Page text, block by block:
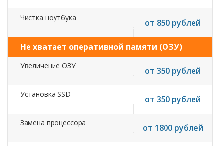
Чистка ноутбука от 850 рублей
Не хватает оперативной памяти (ОЗУ)
Увеличение ОЗУ от 350 рублей
Установка SSD от 350 рублей
Замена процессора от 1800 рублей